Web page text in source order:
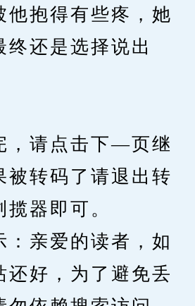
抱得有些疼，她
终还是选择说出
请点击下—页继
被转码了请退出转
器即可。
亲爱的读者，如
还好，为了避免丢